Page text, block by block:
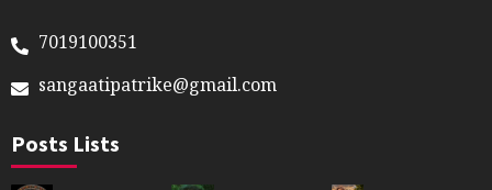
7019100351
sangaatipatrike@gmail.com
Posts Lists